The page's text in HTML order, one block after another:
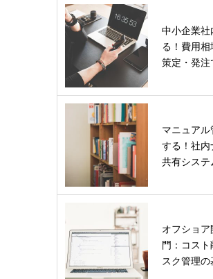
中小企業社
る！費用
策定・発注
マニュア
する！社内
共有システ
オフショア
門：コスト
スク管理